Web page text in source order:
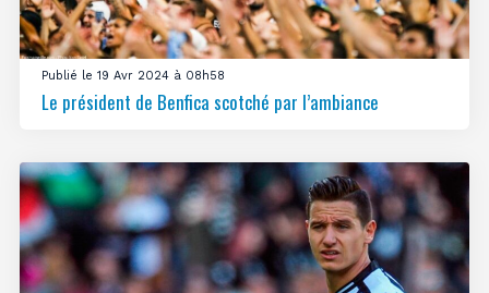
Publié le 19 Avr 2024 à 08h58
Le président de Benfica scotché par l’ambiance